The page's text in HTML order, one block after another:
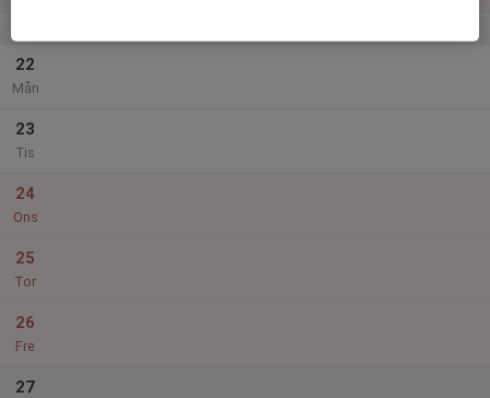
22
Mån
23
Tis
24
Ons
25
Tor
26
Fre
27